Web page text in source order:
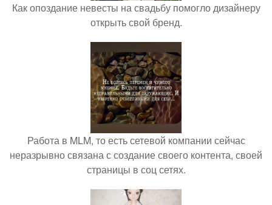
Как опоздание невесты на свадьбу помогло дизайнеру
открыть свой бренд.
Работа в MLM, то есть сетевой компании сейчас
неразрывно связана с создание своего контента, своей
страницы в соц сетях.